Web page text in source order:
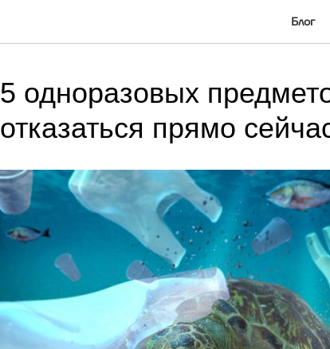
Блог
5 одноразовых
отказаться прямо